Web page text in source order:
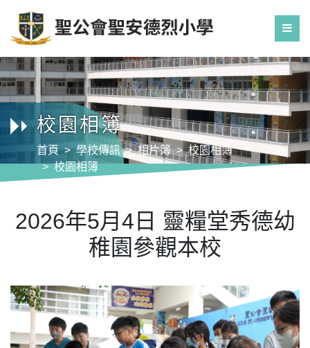
校園相簿
首頁 學校傳訊 相片簿
校園相簿
校園相簿
2026年5月4日 靈糧堂秀德幼
稚園參觀本校